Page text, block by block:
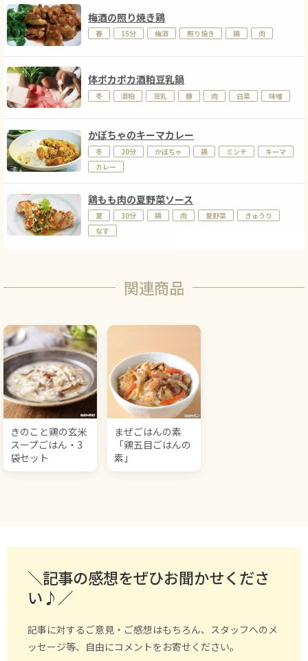
梅酒の照り焼き鶏
春 15分 梅酒 照り焼き 鶏 肉
体ポカポカ酒粕豆乳鍋
冬 酒粕 豆乳 豚 肉 白菜 味噌
かぼちゃのキーマカレー
冬 20分 かぼちゃ 鶏 ミンチ
キーマ
カレー
鶏もも肉の夏野菜ソース
夏 30分 鶏 肉 夏野菜
きゅうり
なす
関連商品
きのこと鶏の玄米
スープごはん・3
袋セット
まぜごはんの素
「鶏五目ごはんの
素」
＼記事の感想をぜひお聞かせくださ
い♪／
記事に対するご意見・ご感想はもちろん、スタッフへのメ
ッセージ等、自由にコメントをお寄せください。